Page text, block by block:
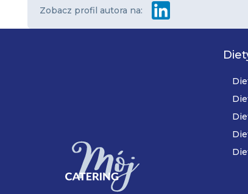
Zobacz profil autora na: